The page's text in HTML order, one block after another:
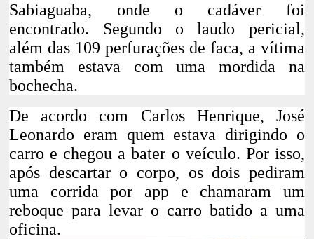
Sabiaguaba, onde o cadáver foi
encontrado. Segundo o laudo pericial,
além das 109 perfurações de faca, a vítima
também estava com uma mordida na
bochecha.
De acordo com Carlos Henrique, José
Leonardo eram quem estava dirigindo o
carro e chegou a bater o veículo. Por isso,
após descartar o corpo, os dois pediram
uma corrida por app e chamaram um
reboque para levar o carro batido a uma
oficina.